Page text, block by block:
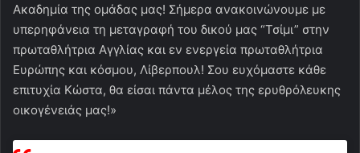
Ακαδημία της ομάδας μας! Σήμερα ανακοινώνουμε με
υπερηφάνεια τη μεταγραφή του δικού μας “Τσίμι” στην
πρωταθλήτρια Αγγλίας και εν ενεργεία πρωταθλήτρια
Ευρώπης και κόσμου, Λίβερπουλ! Σου ευχόμαστε κάθε
επιτυχία Κώστα, θα είσαι πάντα μέλος της ερυθρόλευκης
οικογένειάς μας!»